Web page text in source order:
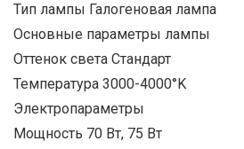
Тип лампы Галогеновая лампа
Основные параметры лампы
Оттенок света Стандарт
Температура 3000-4000°K
Электропараметры
Мощность 70 Вт, 75 Вт